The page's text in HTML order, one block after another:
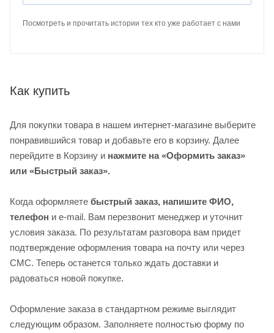
Посмотреть и прочитать истории тех кто уже работает с нами
Как купить
Для покупки товара в нашем интернет-магазине выберите
понравившийся товар и добавьте его в корзину. Далее
перейдите в Корзину и нажмите на «Оформить заказ»
или «Быстрый заказ».
Когда оформляете быстрый заказ, напишите ФИО,
телефон и e-mail. Вам перезвонит менеджер и уточнит
условия заказа. По результатам разговора вам придет
подтверждение оформления товара на почту или через
СМС. Теперь останется только ждать доставки и
радоваться новой покупке.
Оформление заказа в стандартном режиме выглядит
следующим образом. Заполняете полностью форму по